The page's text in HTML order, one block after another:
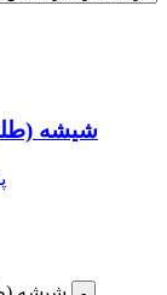
شیشه